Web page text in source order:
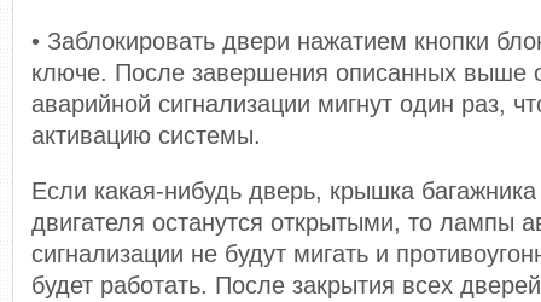
• Заблокировать двери нажатием кнопки
ключе. После завершения описанных выше
аварийной сигнализации мигнут один раз,
активацию системы.
Если какая-нибудь дверь, крышка
двигателя останутся открытыми, то лампы
сигнализации не будут мигать и
будет работать. После закрытия всех